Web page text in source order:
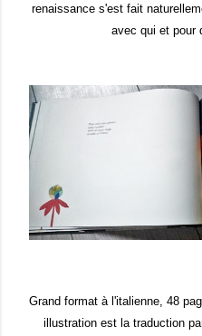
renaissance s'est fait
avec qui et pour
Grand format à l'italienne, 48
illustration est la traduction